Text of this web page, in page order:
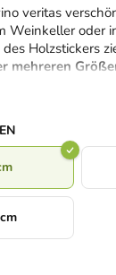
veritas
Weinkeller oder
Holzstickers
mehreren
ganz